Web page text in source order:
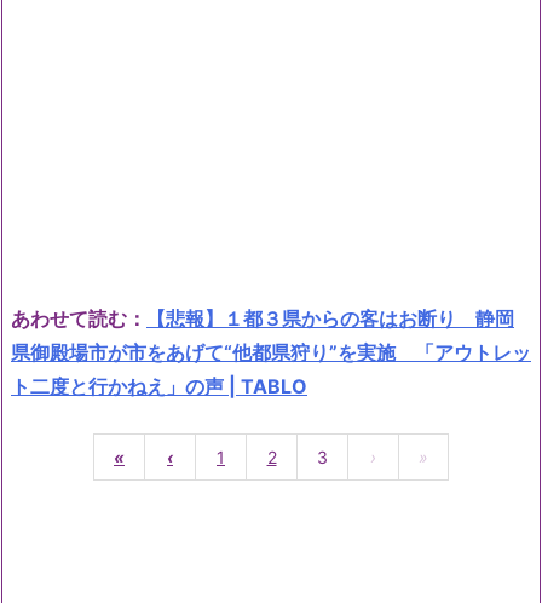
あわせて読む：
【悲報】１都３県からの客はお断り 静岡
県御殿場市が市をあげて“他都県狩り”を実施 「アウトレッ
ト二度と行かねえ」の声 | TABLO
« ‹ 1 2 3 › »